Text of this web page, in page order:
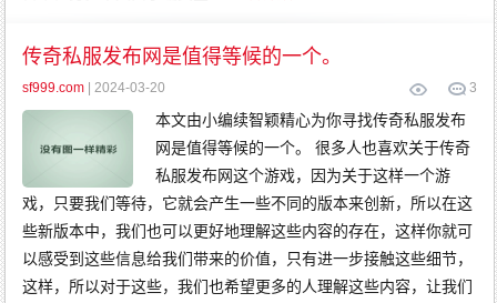
传奇私服发布网是值得等候的一个。
3
sf999.com | 2024-03-20
本文由小编续智颖精心为你寻找传奇私服发布
网是值得等候的一个。 很多人也喜欢关于传奇
私服发布网这个游戏，因为关于这样一个游
戏，只要我们等待，它就会产生一些不同的版本来创新，所以在这
些新版本中，我们也可以更好地理解这些内容的存在，这样你就可
以感受到这些信息给我们带来的价值，只有进一步接触这些细节，
这样，所以对于这些，我们也希望更多的人理解这些内容，让我们